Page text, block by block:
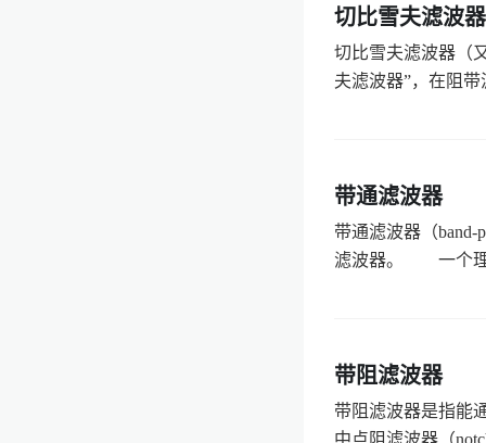
切比雪夫滤波器
切比雪夫滤波器（
夫滤波器”，在阻
带通滤波器
带通滤波器（
滤波器。 一个理
带阻滤波器
带阻滤波器是指能
中点阻滤波器（